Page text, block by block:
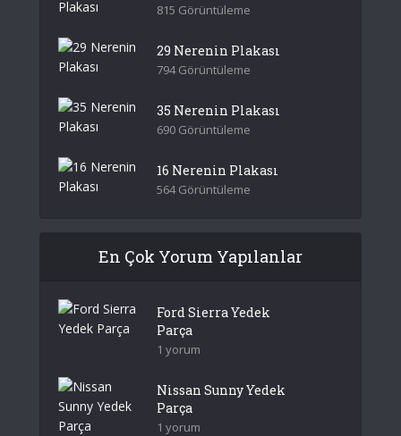
815 Görüntüleme
29 Nerenin Plakası
794 Görüntüleme
35 Nerenin Plakası
690 Görüntüleme
16 Nerenin Plakası
564 Görüntüleme
En Çok Yorum Yapılanlar
Ford Sierra Yedek
Parça
1 yorum
Nissan Sunny Yedek
Parça
1 yorum